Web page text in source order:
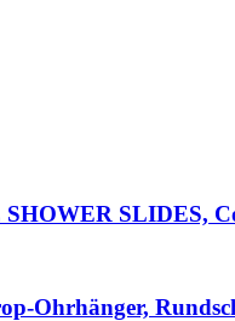
SHOWER SLIDES,
Ohrhänger,